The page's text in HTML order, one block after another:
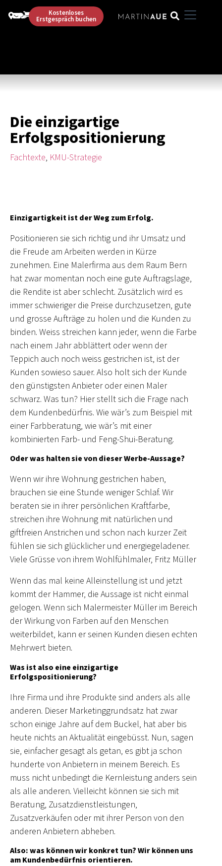
Kostenloses
Erstgespräch buchen
Die einzigartige
Erfolgspositionierung
Fachtexte, KMU-Strategie
Einzigartigkeit ist der Weg zum Erfolg.
Positionieren sie sich richtig und ihr Umsatz und
die Freude am Arbeiten werden in Kürze
zunehmen. Eine Malerfirma aus dem Raum Bern
hat zwar momentan noch eine gute Auftragslage,
die Rendite ist aber schlecht. Zusätzlich wird es
immer schwieriger die Preise durchzusetzen, gute
und grosse Aufträge zu holen und die Kunden zu
binden. Weiss streichen kann jeder, wenn die Farbe
nach einem Jahr abblättert oder wenn der
Teppich auch noch weiss gestrichen ist, ist der
Kunden sowieso sauer. Also holt sich der Kunde
den günstigsten Anbieter oder einen Maler
schwarz. Was tun? Hier stellt sich die Frage nach
dem Kundenbedürfnis. Wie wär’s zum Beispiel mit
einer Farbberatung, wie wär’s mit einer
kombinierten Farb- und Feng-Shui-Beratung.
Oder was halten sie von dieser Werbe-Aussage?
Wenn wir ihre Wohnung gestrichen haben,
brauchen sie eine Stunde weniger Schlaf. Wir
beraten sie in ihrer persönlichen Kraftfarbe,
streichen ihre Wohnung mit natürlichen und
giftfreien Anstrichen und schon nach kurzer Zeit
fühlen sie sich glücklicher und energiegeladener.
Viele Grüsse von ihrem Wohlfühlmaler, Fritz Müller
Wenn das mal keine Alleinstellung ist und jetzt
kommt der Hammer, die Aussage ist nicht einmal
gelogen. Wenn sich Malermeister Müller im Bereich
der Wirkung von Farben auf den Menschen
weiterbildet, kann er seinen Kunden diesen echten
Mehrwert bieten.
Was ist also eine einzigartige
Erfolgspositionierung?
Ihre Firma und ihre Produkte sind anders als alle
anderen. Dieser Marketinggrundsatz hat zwar
schon einige Jahre auf dem Buckel, hat aber bis
heute nichts an Aktualität eingebüsst. Nun, sagen
sie, einfacher gesagt als getan, es gibt ja schon
hunderte von Anbietern in meinem Bereich. Es
muss nicht unbedingt die Kernleistung anders sein
als alle anderen. Vielleicht können sie sich mit
Beratung, Zusatzdienstleistungen,
Zusatzverkäufen oder mit ihrer Person von den
anderen Anbietern abheben.
Also: was können wir konkret tun? Wir können uns
am Kundenbedürfnis orientieren.